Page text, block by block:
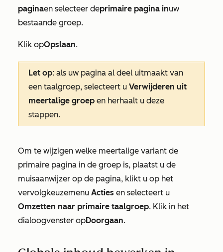
paginaen selecteer deprimaire pagina inuw
bestaande groep.
Klik opOpslaan.
Let op: als uw pagina al deel uitmaakt van
een taalgroep, selecteert u Verwijderen uit
meertalige groep en herhaalt u deze
stappen.
Om te wijzigen welke meertalige variant de
primaire pagina in de groep is, plaatst u de
muisaanwijzer op de pagina, klikt u op het
vervolgkeuzemenu Acties en selecteert u
Omzetten naar primaire taalgroep. Klik in het
dialoogvenster opDoorgaan.